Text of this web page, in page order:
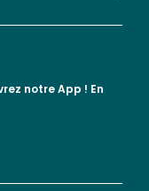
notre App ! En